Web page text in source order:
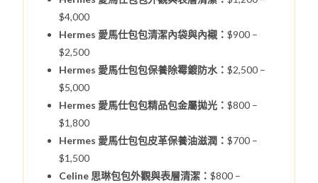
$4,000
Hermes 愛馬仕包包清潔內袋與內襯：$900 –
$2,500
Hermes 愛馬仕包包保養除霉鍍防水：$2,500 –
$5,000
Hermes 愛馬仕包包精品包金屬拋光：$800 –
$1,800
Hermes 愛馬仕包包皮革保養油滋潤：$700 –
$1,500
Celine 思琳包包外觀與表層清潔：$800 –